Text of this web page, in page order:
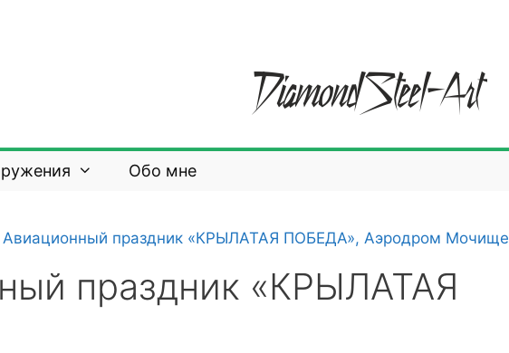
Обо мне
Авиационный праздник «КРЫЛАТАЯ ПОБЕДА», Аэродром Мочище
праздник «КРЫЛАТАЯ